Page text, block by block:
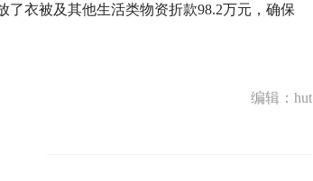
了衣被及其他生活类物资折款98.2万元，确保
编辑：hut